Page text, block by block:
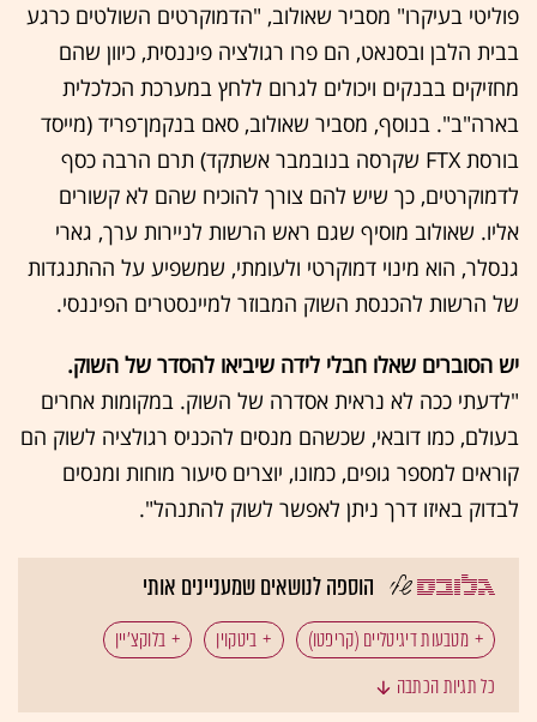
פוליטי בעיקרו" מסביר שאולוב, "הדמוקרטים השולטים כרגע
בבית הלבן ובסנאט, הם פרו רגולציה פיננסית, כיוון שהם
מחזיקים בבנקים ויכולים לגרום ללחץ במערכת הכלכלית
בארה"ב". בנוסף, מסביר שאולוב, סאם בנקמן־פריד (מייסד
בורסת FTX שקרסה בנובמבר אשתקד) תרם הרבה כסף
לדמוקרטים, כך שיש להם צורך להוכיח שהם לא קשורים
אליו. שאולוב מוסיף שגם ראש הרשות לניירות ערך, גארי
גנסלר, הוא מינוי דמוקרטי ולעומתי, שמשפיע על ההתנגדות
של הרשות להכנסת השוק המבוזר למיינסטרים הפיננסי.
יש הסוברים שאלו חבלי לידה שיביאו להסדר של השוק.
"לדעתי ככה לא נראית אסדרה של השוק. במקומות אחרים
בעולם, כמו דובאי, שכשהם מנסים להכניס רגולציה לשוק הם
קוראים למספר גופים, כמונו, יוצרים סיעור מוחות ומנסים
לבדוק באיזו דרך ניתן לאפשר לשוק להתנהל".
הוספה לנושאים שמעניינים אותי
מטבעות דיגיטליים (קריפטו) ביטקוין בלוקצ'יין
כל תגיות הכתבה